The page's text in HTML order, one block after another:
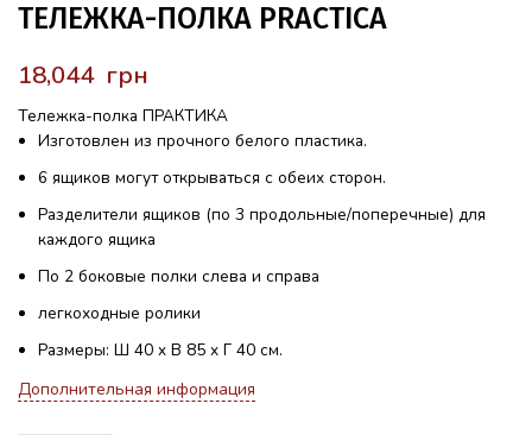
ТЕЛЕЖКА-ПОЛКА PRACTICA
грн
Тележка-полка ПРАКТИКА
Изготовлен из прочного белого пластика.
6 ящиков могут открываться с обеих сторон.
Разделители ящиков (по 3 продольные/поперечные) для
каждого ящика
По 2 боковые полки слева и справа
легкоходные ролики
Размеры: Ш 40 x В 85 x Г 40 см.
Дополнительная информация